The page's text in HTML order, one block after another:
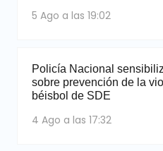
5 Ago a las 19:02
Policía Nacional
sobre prevención de la
béisbol de SDE
4 Ago a las 17:32